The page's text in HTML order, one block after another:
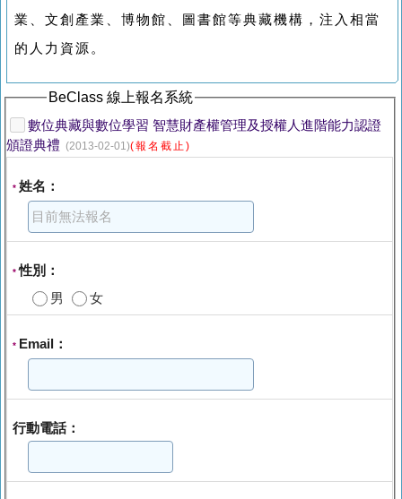
業、文創產業、博物館、圖書館等典藏機構，注入相當
的人力資源。
BeClass 線上報名系統
數位典藏與數位學習 智慧財產權管理及授權人進階能力認證
頒證典禮 (2013-02-01)(報名截止)
* 姓名：
*性別：
男
女
* Email：
行動電話：